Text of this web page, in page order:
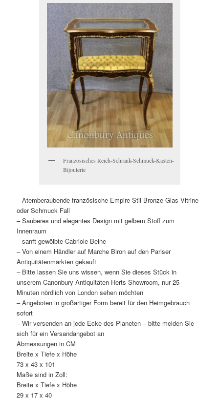
Französisches Reich-Schrank-Schmuck-Kasten-
Bijouterie
– Atemberaubende französische Empire-Stil Bronze Glas Vitrine
oder Schmuck Fall
– Sauberes und elegantes Design mit gelbem Stoff zum
Innenraum
– sanft gewölbte Cabriole Beine
– Von einem Händler auf Marche Biron auf den Pariser
Antiquitätenmärkten gekauft
– Bitte lassen Sie uns wissen, wenn Sie dieses Stück in
unserem Canonbury Antiquitäten Herts Showroom, nur 25
Minuten nördlich von London sehen möchten
– Angeboten in großartiger Form bereit für den Heimgebrauch
sofort
– Wir versenden an jede Ecke des Planeten – bitte melden Sie
sich für ein Versandangebot an
Abmessungen in CM
Breite x Tiefe x Höhe
73 x 43 x 101
Maße sind in Zoll:
Breite x Tiefe x Höhe
29 x 17 x 40